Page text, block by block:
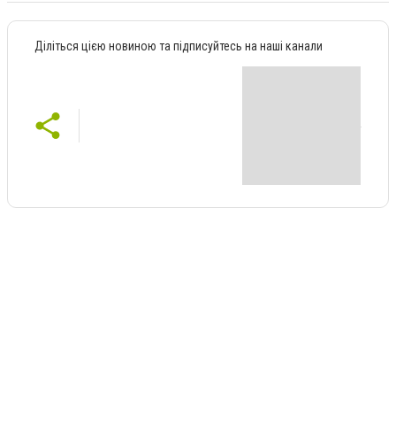
Діліться цією новиною та підписуйтесь на наші канали